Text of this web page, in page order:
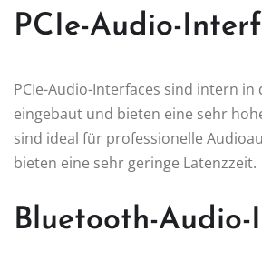
PCIe-Audio-
PCIe-Audio-Interfaces sind intern
eingebaut und bieten eine sehr
sind ideal für professionelle
bieten eine sehr geringe Latenzzeit.
Bluetooth-Audio-